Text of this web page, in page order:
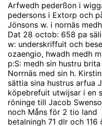
Arfwedh pederßon i
pedersons i Extorp och
Jönsons w. i nornäs
Dat 28 octob: 658 pa
w: underskriffuit och
ozaengio, hwadh medh
p:S: medh sin hustru
Norrnäs med sin h.
sättia sina hustrus arfua
köpebrefuit utwijsar i en
röninge till Jacob
noch Måns för 2 tio land
betalningh 71 dlr och